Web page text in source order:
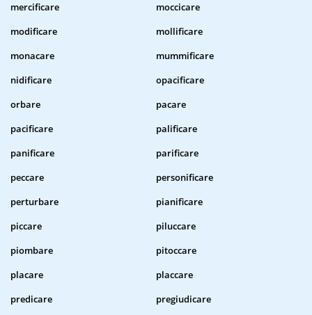
mercificare
moccicare
modificare
mollificare
monacare
mummificare
nidificare
opacificare
orbare
pacare
pacificare
palificare
panificare
parificare
peccare
personificare
perturbare
pianificare
piccare
piluccare
piombare
pitoccare
placare
placcare
predicare
pregiudicare